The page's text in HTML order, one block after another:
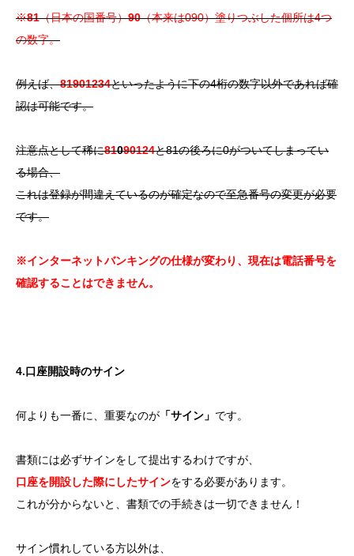
※81（日本の国番号）90（本来は090）塗りつぶした個所は4つ
の数字。
例えば、81901234といったように下の4桁の数字以外であれば確
認は可能です。
注意点として稀に81090124と81の後ろに0がついてしまってい
る場合、
これは登録が間違えているのが確定なので至急番号の変更が必要
です。
※インターネットバンキングの仕様が変わり、現在は電話番号を
確認することはできません。
4.口座開設時のサイン
何よりも一番に、重要なのが 「サイン」 です。
書類には必ずサインをして提出するわけですが、
口座を開設した際にしたサインをする必要があります。
これが分からないと、書類での手続きは一切できません！
サイン慣れしている方以外は、